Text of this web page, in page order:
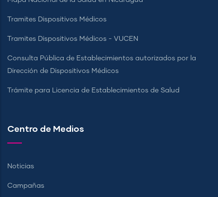
Tramites Dispositivos Médicos
Tramites Dispositivos Médicos - VUCEN
Consulta Pública de Establecimientos autorizados por la
Dirección de Dispositivos Médicos
Trámite para Licencia de Establecimientos de Salud
Centro de Medios
Noticias
Campañas